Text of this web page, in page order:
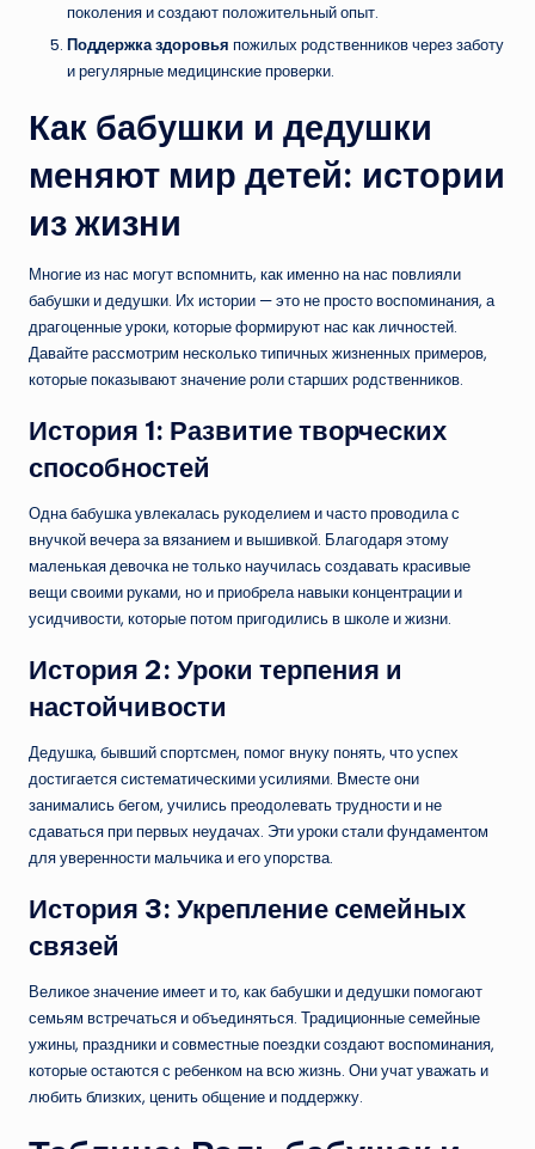
поколения и создают положительный опыт.
Поддержка здоровья пожилых родственников через заботу
и регулярные медицинские проверки.
Как бабушки и дедушки
меняют мир детей: истории
из жизни
Многие из нас могут вспомнить, как именно на нас повлияли
бабушки и дедушки. Их истории — это не просто воспоминания, а
драгоценные уроки, которые формируют нас как личностей.
Давайте рассмотрим несколько типичных жизненных примеров,
которые показывают значение роли старших родственников.
История 1: Развитие творческих
способностей
Одна бабушка увлекалась рукоделием и часто проводила с
внучкой вечера за вязанием и вышивкой. Благодаря этому
маленькая девочка не только научилась создавать красивые
вещи своими руками, но и приобрела навыки концентрации и
усидчивости, которые потом пригодились в школе и жизни.
История 2: Уроки терпения и
настойчивости
Дедушка, бывший спортсмен, помог внуку понять, что успех
достигается систематическими усилиями. Вместе они
занимались бегом, учились преодолевать трудности и не
сдаваться при первых неудачах. Эти уроки стали фундаментом
для уверенности мальчика и его упорства.
История 3: Укрепление семейных
связей
Великое значение имеет и то, как бабушки и дедушки помогают
семьям встречаться и объединяться. Традиционные семейные
ужины, праздники и совместные поездки создают воспоминания,
которые остаются с ребенком на всю жизнь. Они учат уважать и
любить близких, ценить общение и поддержку.